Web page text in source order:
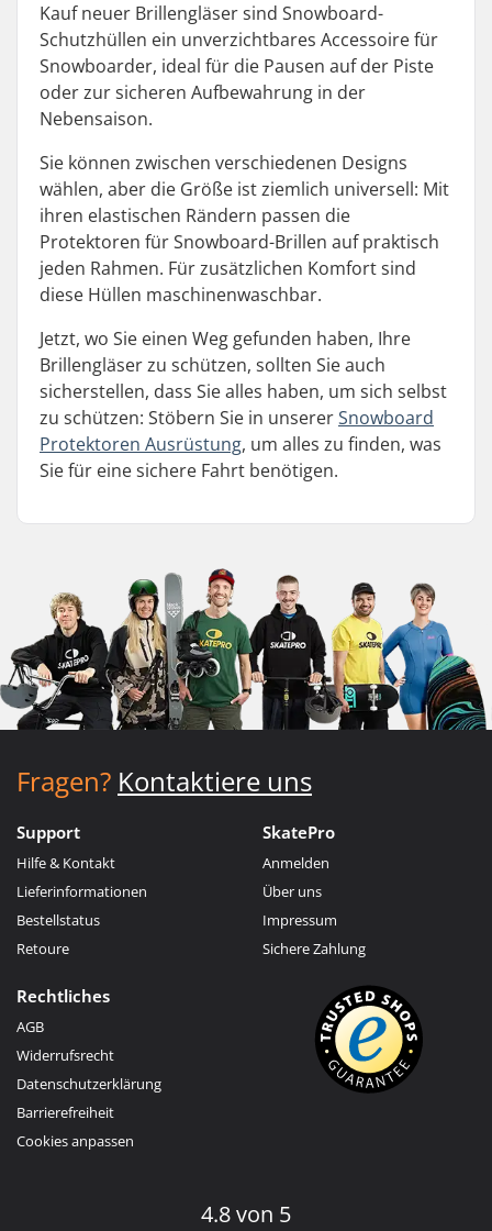
Kauf neuer Brillengläser sind Snowboard-
Schutzhüllen ein unverzichtbares Accessoire für
Snowboarder, ideal für die Pausen auf der Piste
oder zur sicheren Aufbewahrung in der
Nebensaison.
Sie können zwischen verschiedenen Designs
wählen, aber die Größe ist ziemlich universell: Mit
ihren elastischen Rändern passen die
Protektoren für Snowboard-Brillen auf praktisch
jeden Rahmen. Für zusätzlichen Komfort sind
diese Hüllen maschinenwaschbar.
Jetzt, wo Sie einen Weg gefunden haben, Ihre
Brillengläser zu schützen, sollten Sie auch
sicherstellen, dass Sie alles haben, um sich selbst
zu schützen: Stöbern Sie in unsererSnowboard
Protektoren Ausrüstung, um alles zu finden, was
Sie für eine sichere Fahrt benötigen.
Fragen? Kontaktiere uns
Support
Hilfe & Kontakt
Lieferinformationen
Bestellstatus
Retoure
SkatePro
Anmelden
Über uns
Impressum
Sichere Zahlung
Rechtliches
AGB
Widerrufsrecht
Datenschutzerklärung
Barrierefreiheit
Cookies anpassen
4.8 von 5